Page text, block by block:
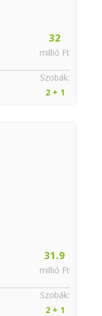
32
millió Ft
Szobák:
2 + 1
31.9
millió Ft
Szobák:
2 + 1